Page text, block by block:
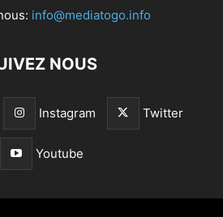
info@mediatogo.info
NOUS
Instagram Twitter
Youtube